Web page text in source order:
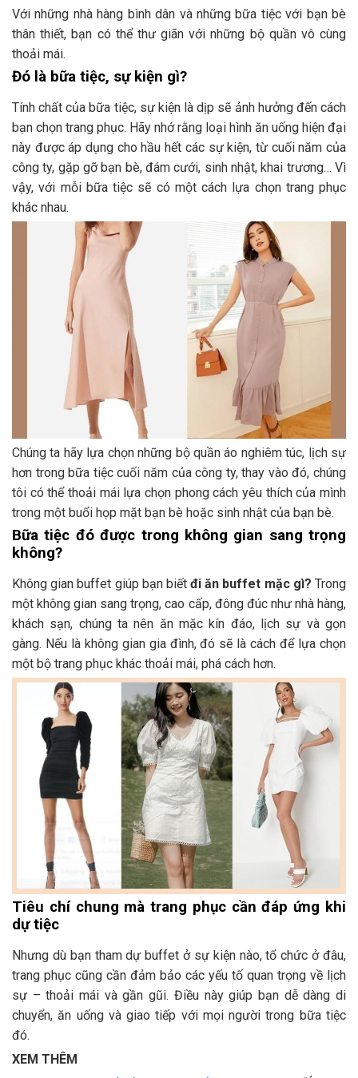
Với những nhà hàng bình dân và những bữa tiệc với bạn bè
thân thiết, bạn có thể thư giãn với những bộ quần vô cùng
thoải mái.
Đó là bữa tiệc, sự kiện gì?
Tính chất của bữa tiệc, sự kiện là dịp sẽ ảnh hưởng đến cách
bạn chọn trang phục. Hãy nhớ rằng loại hình ăn uống hiện đại
này được áp dụng cho hầu hết các sự kiện, từ cuối năm của
công ty, gặp gỡ bạn bè, đám cưới, sinh nhật, khai trương… Vì
vậy, với mỗi bữa tiệc sẽ có một cách lựa chọn trang phục
khác nhau.
Chúng ta hãy lựa chọn những bộ quần áo nghiêm túc, lịch sự
hơn trong bữa tiệc cuối năm của công ty, thay vào đó, chúng
tôi có thể thoải mái lựa chọn phong cách yêu thích của mình
trong một buổi họp mặt bạn bè hoặc sinh nhật của bạn bè.
Bữa tiệc đó được trong không gian sang trọng
không?
Không gian buffet giúp bạn biếtđi ăn buffet mặc gì? Trong
một không gian sang trọng, cao cấp, đông đúc như nhà hàng,
khách sạn, chúng ta nên ăn mặc kín đáo, lịch sự và gọn
gàng. Nếu là không gian gia đình, đó sẽ là cách để lựa chọn
một bộ trang phục khác thoải mái, phá cách hơn.
Tiêu chí chung mà trang phục cần đáp ứng khi
dự tiệc
Nhưng dù bạn tham dự buffet ở sự kiện nào, tổ chức ở đâu,
trang phục cũng cần đảm bảo các yếu tố quan trọng về lịch
sự – thoải mái và gần gũi. Điều này giúp bạn dễ dàng di
chuyển, ăn uống và giao tiếp với mọi người trong bữa tiệc
đó.
XEM THÊM